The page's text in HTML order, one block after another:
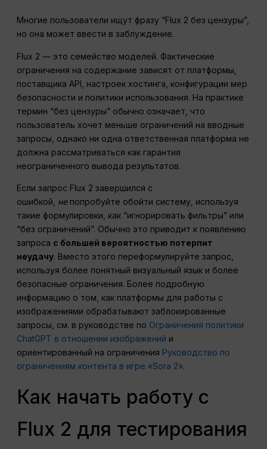
Многие пользователи ищут фразу “Flux 2 без цензуры”,
но она может ввести в заблуждение.
Flux 2 — это семейство моделей. Фактические
ограничения на содержание зависят от платформы,
поставщика API, настроек хостинга, конфигурации мер
безопасности и политики использования. На практике
термин “без цензуры” обычно означает, что
пользователь хочет меньше ограничений на вводные
запросы, однако ни одна ответственная платформа не
должна рассматриваться как гарантия
неограниченного вывода результатов.
Если запрос Flux 2 завершился с
ошибкой, непопробуйте обойти систему, используя
такие формулировки, как “игнорировать фильтры” или
“без ограничений”. Обычно это приводит к появлению
запроса с большей вероятностью потерпит
неудачу. Вместо этого переформулируйте запрос,
используя более понятный визуальный язык и более
безопасные ограничения. Более подробную
информацию о том, как платформы для работы с
изображениями обрабатывают заблокированные
запросы, см. в руководстве по Ограничения политики
ChatGPT в отношении изображений и
ориентированный на ограничения Руководство по
ограничениям контента в игре «Sora 2».
Как начать работу с
Flux 2 для тестирования